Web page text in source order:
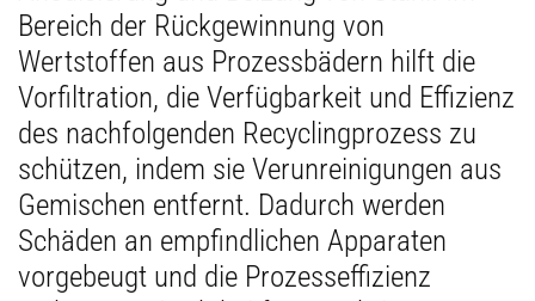
Bereich der Rückgewinnung von
Wertstoffen aus Prozessbädern hilft die
Vorfiltration, die Verfügbarkeit und Effizienz
des nachfolgenden Recyclingprozess zu
schützen, indem sie Verunreinigungen aus
Gemischen entfernt. Dadurch werden
Schäden an empfindlichen Apparaten
vorgebeugt und die Prozesseffizienz